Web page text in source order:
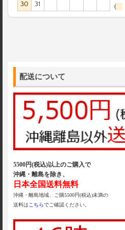
30
31 (
配送について
5500円(税込)以上のご購入で
沖縄・離島を除き、
日本全国送料無料
沖縄・離島地域、ご購5500円(税込)未満の
送料は こちらでご確認ください。